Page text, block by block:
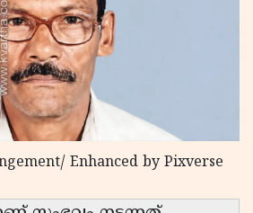
Enhanced by Pixverse